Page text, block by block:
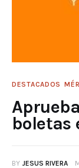
DESTACADOS
boletas
BY JESUS RIVERA